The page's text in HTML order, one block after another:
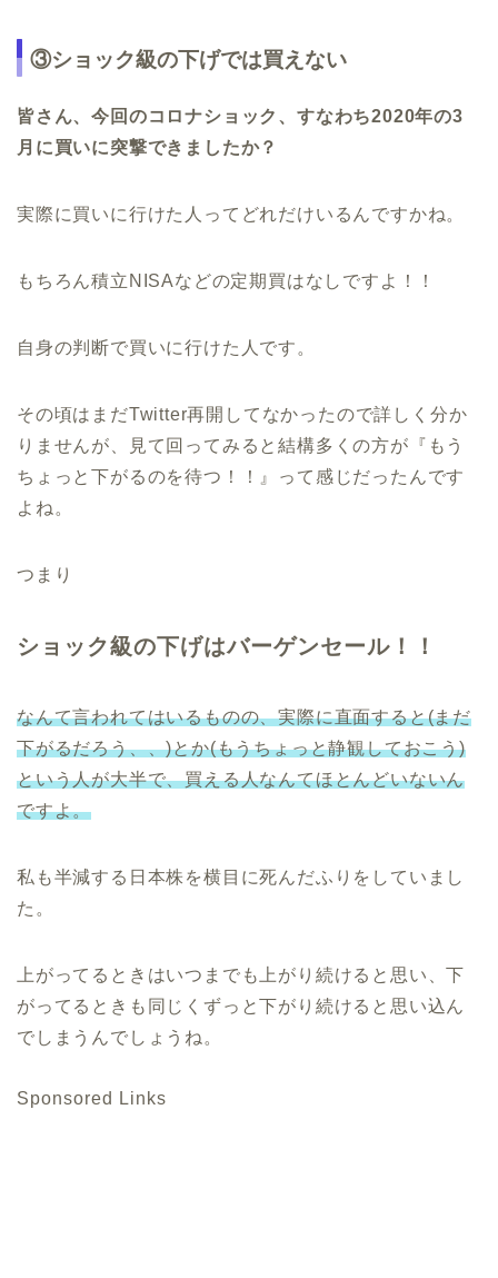
③ショック級の下げでは買えない
皆さん、今回のコロナショック、すなわち2020年の3
月に買いに突撃できましたか？
実際に買いに行けた人ってどれだけいるんですかね。
もちろん積立NISAなどの定期買はなしですよ！！
自身の判断で買いに行けた人です。
その頃はまだTwitter再開してなかったので詳しく分か
りませんが、見て回ってみると結構多くの方が『もう
ちょっと下がるのを待つ！！』って感じだったんです
よね。
つまり
ショック級の下げはバーゲンセール！！
なんて言われてはいるものの、実際に直面すると(まだ
下がるだろう、、)とか(もうちょっと静観しておこう)
という人が大半で、買える人なんてほとんどいないん
ですよ。
私も半減する日本株を横目に死んだふりをしていまし
た。
上がってるときはいつまでも上がり続けると思い、下
がってるときも同じくずっと下がり続けると思い込ん
でしまうんでしょうね。
Sponsored Links